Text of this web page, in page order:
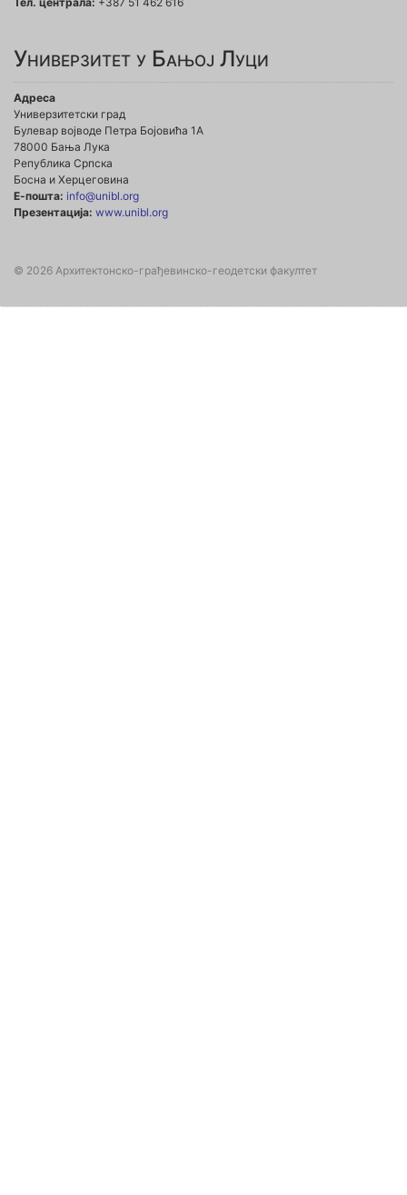
Универзитет у Бањој Луци
Адреса
Универзитетски град
Булевар војводе Петра Бојовића 1А
78000 Бања Лука
Република Српска
Босна и Херцеговина
Е-пошта: info@unibl.org
Презентација: www.unibl.org
© 2026 Архитектонско-грађевинско-геодетски факултет